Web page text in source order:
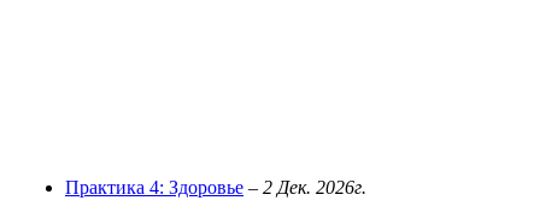
Практика 4: Здоровье – 2 Дек. 2026г.